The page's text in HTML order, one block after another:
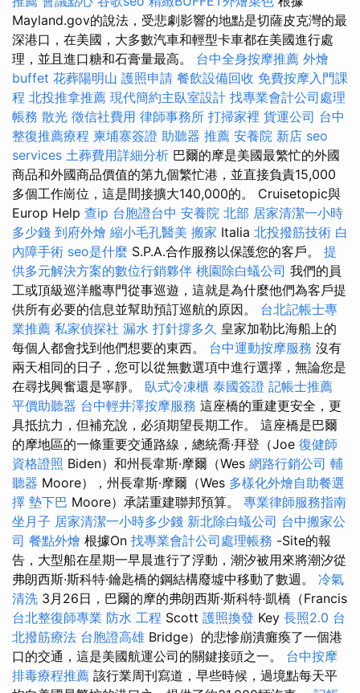
Mayland.gov的說法，受悲劇影響的地點是切薩皮克灣的最
深港口，在美國，大多數汽車和輕型卡車都在美國進行處
理，並且進口糖和石膏量最高。 台中全身按摩推薦 外燴
buffet 花葬陽明山 護照申請 餐飲設備回收 免費按摩入門課
程 北投推拿推薦 現代簡約主臥室設計 找專業會計公司處理
帳務 散光 徵信社費用 律師事務所 打掃家裡 貨運公司 台中
整復推薦療程 柬埔寨簽證 助聽器 推薦 安養院 新店 seo
services 土葬費用詳細分析 巴爾的摩是美國最繁忙的外國
商品和外國商品價值的第九個繁忙港，並直接負責15,000
多個工作崗位，這是間接擴大140,000的。 Cruisetopic與
Europ Help 查ip 台胞證台中 安養院 北部 居家清潔一小時
多少錢 到府外燴 縮小毛孔醫美 搬家 Italia 北投撥筋技術 白
內障手術 seo是什麼 S.P.A.合作服務以保護您的客戶。 提
供多元解決方案的數位行銷夥伴 桃園除白蟻公司 我們的員
工或頂級巡洋艦專門從事巡遊，這就是為什麼他們為客戶提
供所有必要的信息並幫助預訂巡航的原因。 台北記帳士專
業推薦 私家偵探社 漏水 打針撐多久 皇家加勒比海船上的
每個人都會找到他們想要的東西。 台中運動按摩服務 沒有
兩天相同的日子，您可以從無數選項中進行選擇，無論您是
在尋找興奮還是寧靜。 臥式冷凍櫃 泰國簽證 記帳士推薦
平價助聽器 台中輕井澤按摩服務 這座橋的重建更安全，更
具抵抗力，但補充說，必須期望長期工作。 這座橋是巴爾
的摩地區的一條重要交通路線，總統喬·拜登（Joe 復健師
資格證照 Biden）和州長韋斯·摩爾（Wes 網路行銷公司 輔
聽器 Moore），州長韋斯·摩爾（Wes 多樣化外燴自助餐選
擇 墊下巴 Moore）承諾重建聯邦預算。 專業律師服務指南
坐月子 居家清潔一小時多少錢 新北除白蟻公司 台中搬家公
司 餐點外燴 根據On 找專業會計公司處理帳務 -Site的報
告，大型船在星期一早晨進行了浮動，潮汐被用來將潮汐從
弗朗西斯·斯科特·鑰匙橋的鋼結構廢墟中移動了數週。 冷氣
清洗 3月26日，巴爾的摩的弗朗西斯·斯科特·凱橋（Francis
台北整復師專業 防水 工程 Scott 護照換發 Key 長照2.0 台
北撥筋療法 台胞證高雄 Bridge）的悲慘崩潰癱瘓了一個港
口的交通，這是美國航運公司的關鍵接頭之一。 台中按摩
排毒療程推薦 該行業周刊寫道，早些時候，過境點每天平